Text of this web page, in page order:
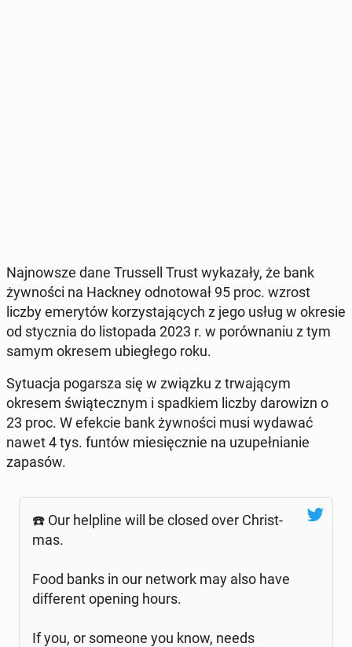
Naj­now­sze dane Trus­sell Trust wy­ka­za­ły, że bank
żyw­no­ści na Hackney od­no­to­wał 95 proc. wzrost
liczby eme­ry­tów ko­rzy­sta­ją­cych z jego usług w okresie
od stycz­nia do li­sto­pa­da 2023 r. w po­rów­na­niu z tym
samym okresem ubie­głe­go roku.
Sy­tu­acja po­gar­sza się w związku z trwa­ją­cym
okresem świą­tecz­nym i spad­kiem liczby da­ro­wizn o
23 proc. W efekcie bank żyw­no­ści musi wydawać
nawet 4 tys. funtów mie­sięcz­nie na uzu­peł­nia­nie
zapasów.
☎️ Our hel­pli­ne will be closed over Chri­st­
mas.
Food banks in our network may also have
dif­fe­rent opening hours.
If you, or someone you know, needs